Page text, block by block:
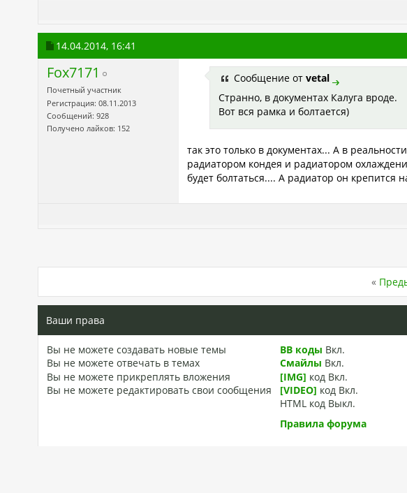
14.04.2014, 16:41
Fox7171
Почетный участник
Регистрация: 08.11.2013
Сообщений: 928
Получено лайков: 152
Сообщение от vetal
Странно, в документах Калуга вроде.
Вот вся рамка и болтается)
так это только в документах... А в
радиатором кондея и радиатором
будет болтаться.... А радиатор он крепится
«
Ваши права
Вы не можете создавать новые темы
Вы не можете отвечать в темах
Вы не можете прикреплять вложения
Вы не можете редактировать свои сообщения
BB коды Вкл.
Смайлы Вкл.
[IMG] код Вкл.
[VIDEO] код Вкл.
HTML код Выкл.
Правила форума